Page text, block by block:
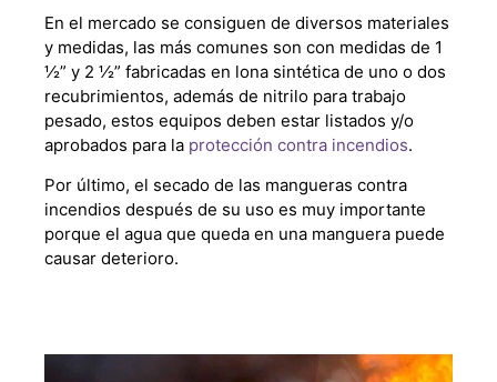
En el mercado se consiguen de diversos materiales
y medidas, las más comunes son con medidas de 1
½” y 2 ½” fabricadas en lona sintética de uno o dos
recubrimientos, además de nitrilo para trabajo
pesado, estos equipos deben estar listados y/o
aprobados para la protección contra incendios.
Por último, el secado de las mangueras contra
incendios después de su uso es muy importante
porque el agua que queda en una manguera puede
causar deterioro.